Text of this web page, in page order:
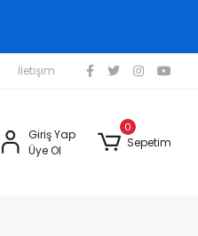
İletişim
Giriş Yap
Üye Ol
0
Sepetim